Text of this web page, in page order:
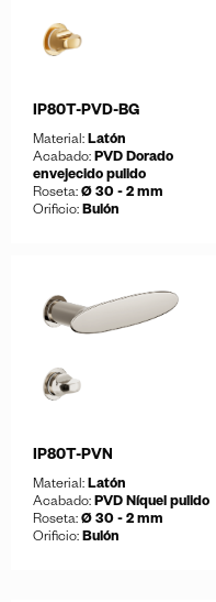
IP80T-PVD-BG
Material: Latón
Acabado: PVD Dorado
envejecido pulido
Roseta: Ø 30 - 2 mm
Orificio: Bulón
IP80T-PVN
Material: Latón
Acabado: PVD Níquel pulido
Roseta: Ø 30 - 2 mm
Orificio: Bulón